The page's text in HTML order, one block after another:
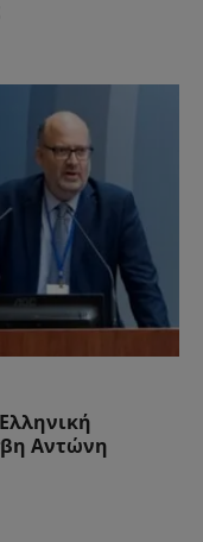
Αντώνη